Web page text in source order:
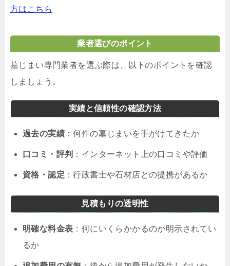
方はこちら
業者選びのポイント
墓じまい専門業者を選ぶ際は、以下のポイントを確認
しましょう。
実績と信頼性の確認方法
過去の実績 ：何件の墓じまいを手がけてきたか
口コミ・評判 ：インターネット上の口コミや評価
資格・認定 ：行政書士や石材店との提携があるか
見積もりの透明性
明確な料金表 ：何にいくらかかるのか明示されてい
るか